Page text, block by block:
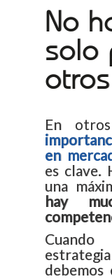
No
solo
En
en
es clave.
una
hay